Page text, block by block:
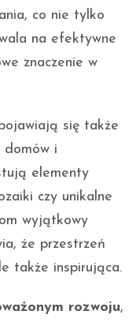
co nie tylko
na efektywne
znaczenie w
się także
domów i
elementy
czy unikalne
wyjątkowy
że przestrzeń
także inspirująca.
rozwoju,